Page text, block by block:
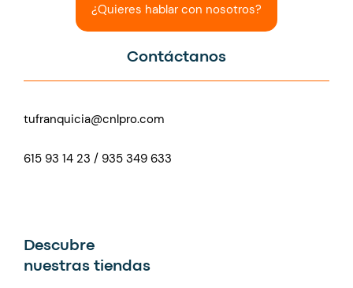
¿Quieres hablar con nosotros?
Contáctanos
tufranquicia@cnlpro.com
615 93 14 23 / 935 349 633
Descubre
nuestras tiendas